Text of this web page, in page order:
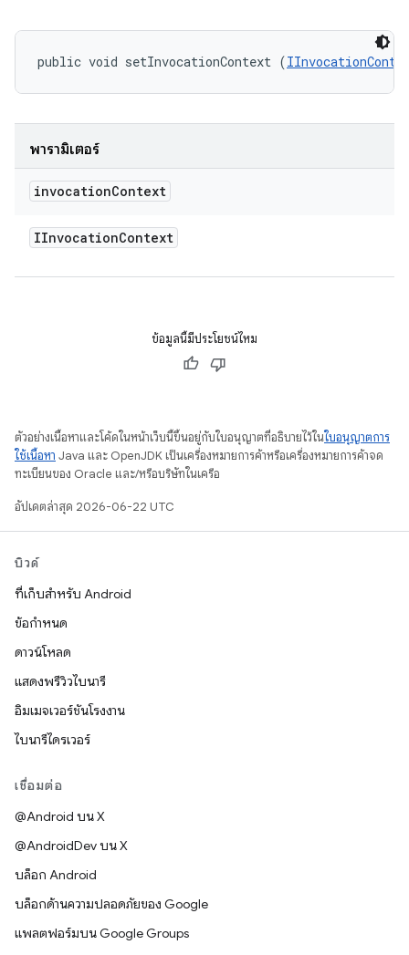
public void setInvocationContext (
พารามิเตอร์
invocationContext
IInvocationContext
ข้อมูลนี้มีประโยชน์ไหม
ตัวอย่างเนื้อหาและโค้ดในหน้าเว็บนี้ขึ้นอยู่กับใบอนุญาตที่อธิบายไว้ในใบอนุญาตการ
ใช้เนื้อหา Java และ OpenJDK เป็นเครื่องหมายการค้าหรือเครื่องหมายการค้าจด
ทะเบียนของ Oracle และ/หรือบริษัทในเครือ
อัปเดตล่าสุด 2026-06-22 UTC
บิวด์
ที่เก็บสำหรับ Android
ข้อกำหนด
ดาวน์โหลด
แสดงพรีวิวไบนารี
อิมเมจเวอร์ชันโรงงาน
ไบนารีไดรเวอร์
เชื่อมต่อ
@Android บน X
@AndroidDev บน X
บล็อก Android
บล็อกด้านความปลอดภัยของ Google
แพลตฟอร์มบน Google Groups